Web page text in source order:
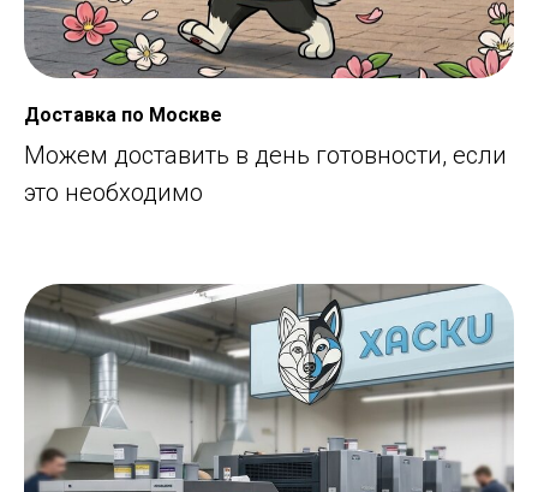
Доставка по Москве
Можем доставить в день готовности, если
это необходимо